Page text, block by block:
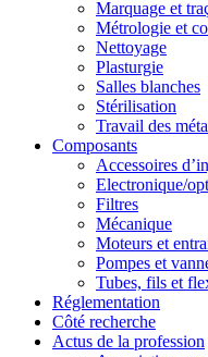
Marquage et
Métrologie et
Nettoyage
Plasturgie
Salles blanches
Stérilisation
Travail des
Composants
Accessoires
Electronique/
Filtres
Mécanique
Moteurs et
Pompes et
Tubes, fils et
Réglementation
Côté recherche
Actus de la profession